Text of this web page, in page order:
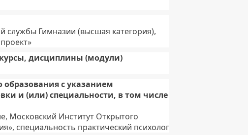
службы Гимназии (высшая категория),
дисциплины (модули)
образования с указанием
и (или) специальности, в том числе
Московский Институт Открытого
специальность практический психолог